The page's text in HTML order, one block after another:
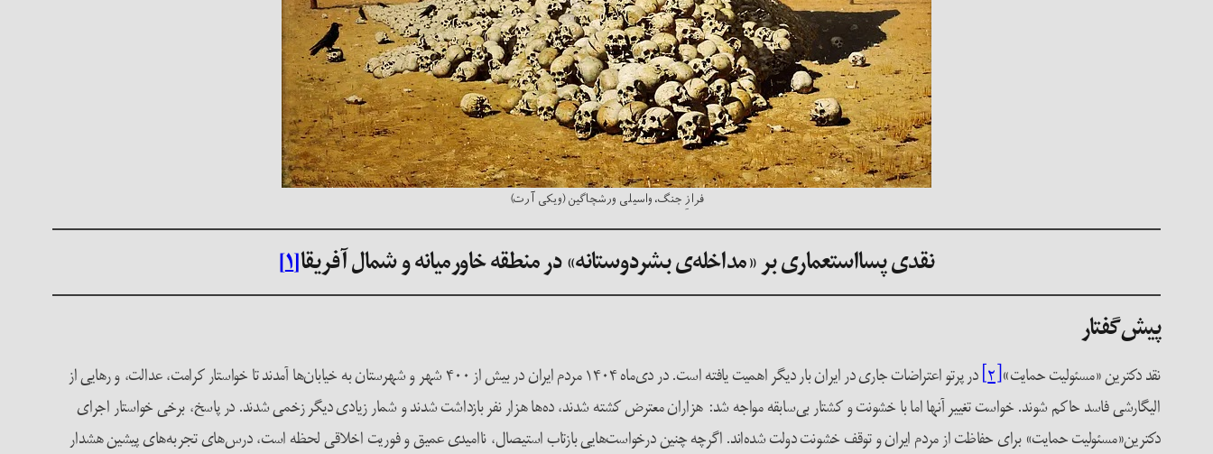
فرازِ جنگ، واسیلی ورشچاگین (ویکی آرت)
نقدی پسااستعماری بر «مداخله‌ی بشردوستانه» در منطقه خاورمیانه و شمال آفریقا[۱]
پیش‌گفتار
نقد دکترین «مسئولیت حمایت»[۲]
در پرتو اعتراضات جاری در ایران بار دیگر اهمیت یافته است. در دی‌ماه ۱۴۰۴ مردم ایران در بیش از ۴۰۰ شهر و شهرستان به خیابان‌ها آمدند تا خواستار کرامت، عدالت، و رهایی از
الیگارشی فاسد حاکم شوند. خواست تغییر آنها اما با خشونت و کشتار بی‌سابقه‌ مواجه شد: هزاران معترض کشته شدند، ده‌ها هزار نفر بازداشت شدند و شمار زیادی دیگر زخمی شدند. در پاسخ، برخی خواستار اجرای
دکترین«مسئولیت حمایت» برای حفاظت از مردم ایران و توقف خشونت دولت شده‌اند. اگرچه چنین درخواست‌هایی بازتاب استیصال، ناامیدی عمیق و فوریت اخلاقی لحظه است، درس‌های تجربه‌های پیشین هشدار